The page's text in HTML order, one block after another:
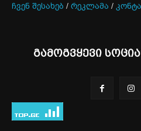
ჩვენ შესახებ / რეკლამა /
გამოგვყევი